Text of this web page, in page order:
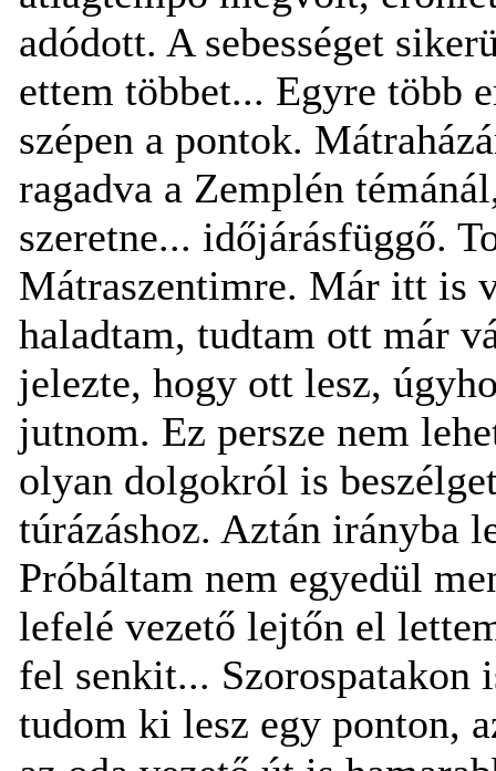
adódott. A sebességet
ettem többet... Egyre több
szépen a pontok.
ragadva a Zemplén
szeretne... időjárásfüggő.
Mátraszentimre. Már itt is
haladtam, tudtam ott már
jelezte, hogy ott lesz,
jutnom. Ez persze nem
olyan dolgokról is
túrázáshoz. Aztán irányba
Próbáltam nem egyedül
lefelé vezető lejtőn el
fel senkit... Szorospatakon
tudom ki lesz egy ponton,